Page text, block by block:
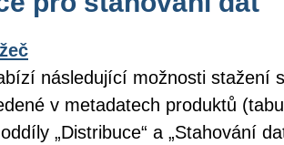
následující možnosti stažení
v metadatech produktů
„Distribuce“ a „Stahování